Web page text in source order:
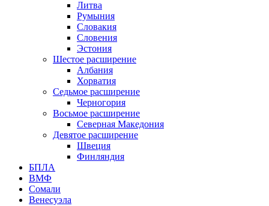
Литва
Румыния
Словакия
Словения
Эстония
Шестое расширение
Албания
Хорватия
Седьмое расширение
Черногория
Восьмое расширение
Северная Македония
Девятое расширение
Швеция
Финляндия
БПЛА
ВМФ
Сомали
Венесуэла